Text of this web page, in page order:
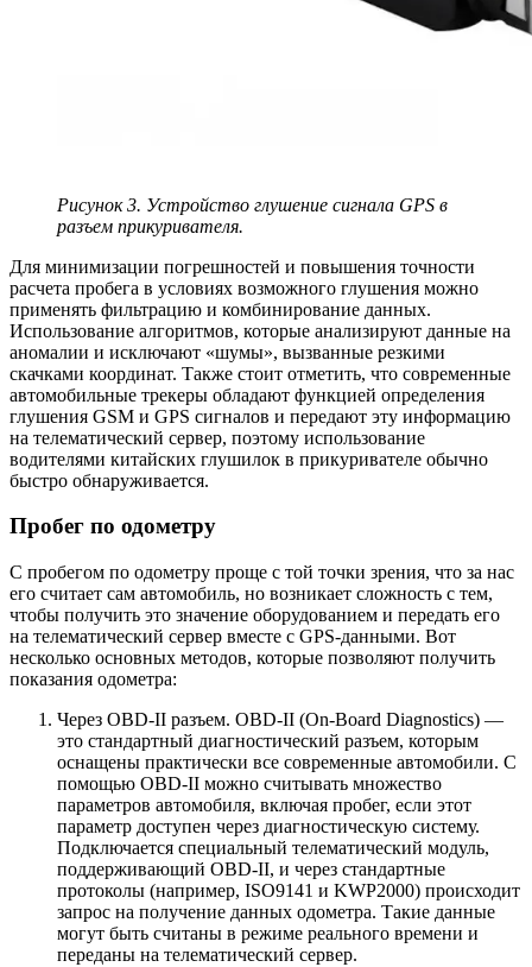
Рисунок 3. Устройство глушение сигнала GPS в
разъем прикуривателя.
Для минимизации погрешностей и повышения точности
расчета пробега в условиях возможного глушения можно
применять фильтрацию и комбинирование данных.
Использование алгоритмов, которые анализируют данные на
аномалии и исключают «шумы», вызванные резкими
скачками координат. Также стоит отметить, что современные
автомобильные трекеры обладают функцией определения
глушения GSM и GPS сигналов и передают эту информацию
на телематический сервер, поэтому использование
водителями китайских глушилок в прикуривателе обычно
быстро обнаруживается.
Пробег по одометру
С пробегом по одометру проще с той точки зрения, что за нас
его считает сам автомобиль, но возникает сложность с тем,
чтобы получить это значение оборудованием и передать его
на телематический сервер вместе с GPS-данными. Вот
несколько основных методов, которые позволяют получить
показания одометра:
Через OBD-II разъем. OBD-II (On-Board Diagnostics) —
это стандартный диагностический разъем, которым
оснащены практически все современные автомобили. С
помощью OBD-II можно считывать множество
параметров автомобиля, включая пробег, если этот
параметр доступен через диагностическую систему.
Подключается специальный телематический модуль,
поддерживающий OBD-II, и через стандартные
протоколы (например, ISO9141 и KWP2000) происходит
запрос на получение данных одометра. Такие данные
могут быть считаны в режиме реального времени и
переданы на телематический сервер.